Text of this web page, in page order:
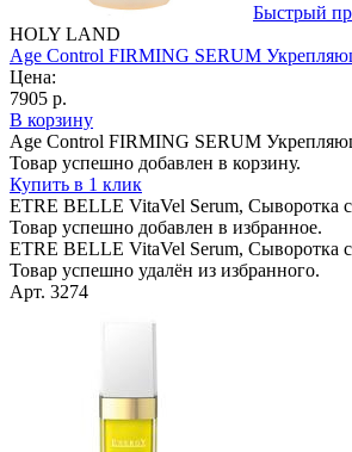
Быстрый
HOLY LAND
Age Control FIRMING SERUM
Цена:
7905 р.
В корзину
Age Control FIRMING SERUM
Товар успешно добавлен в корзину.
Купить в 1 клик
ETRE BELLE VitaVel Serum, Сыворотка
Товар успешно добавлен в избранное.
ETRE BELLE VitaVel Serum, Сыворотка
Товар успешно удалён из избранного.
Арт. 3274